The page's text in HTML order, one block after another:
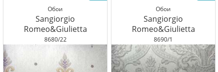
Обои
Sangiorgio
Romeo&Giulietta
8680/22
Обои
Sangiorgio
Romeo&Giulietta
8690/1